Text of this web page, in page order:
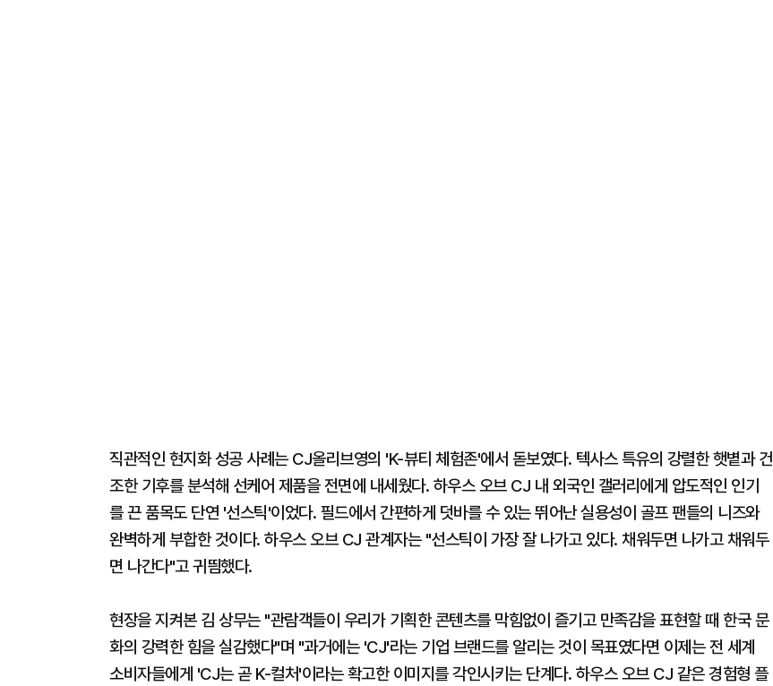
직관적인 현지화 성공 사례는 CJ올리브영의 'K-뷰티 체험존'에서 돋보였다. 텍사스 특유의 강렬한 햇볕과 건
조한 기후를 분석해 선케어 제품을 전면에 내세웠다. 하우스 오브 CJ 내 외국인 갤러리에게 압도적인 인기
를 끈 품목도 단연 '선스틱'이었다. 필드에서 간편하게 덧바를 수 있는 뛰어난 실용성이 골프 팬들의 니즈와
완벽하게 부합한 것이다. 하우스 오브 CJ 관계자는 "선스틱이 가장 잘 나가고 있다. 채워두면 나가고 채워두
면 나간다"고 귀띔했다.
현장을 지켜본 김 상무는 "관람객들이 우리가 기획한 콘텐츠를 막힘없이 즐기고 만족감을 표현할 때 한국 문
화의 강력한 힘을 실감했다"며 "과거에는 'CJ'라는 기업 브랜드를 알리는 것이 목표였다면 이제는 전 세계
소비자들에게 'CJ는 곧 K-컬처'이라는 확고한 이미지를 각인시키는 단계다. 하우스 오브 CJ 같은 경험형 플